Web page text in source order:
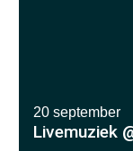
20 september
Livemuziek